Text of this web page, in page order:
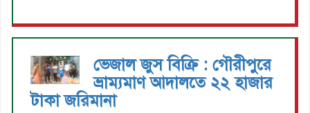
ভেজাল জুস বিক্রি : গৌরীপুরে
ভ্রাম্যমাণ আদালতে ২২ হাজার
টাকা জরিমানা